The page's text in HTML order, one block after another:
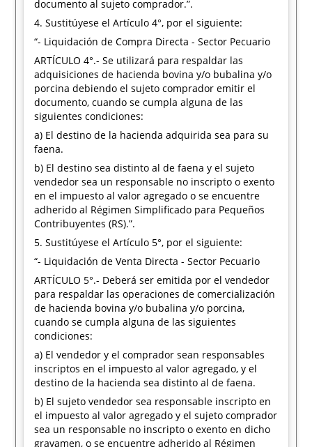
documento al sujeto comprador.”.
4. Sustitúyese el Artículo 4°, por el siguiente:
“- Liquidación de Compra Directa - Sector Pecuario
ARTÍCULO 4°.- Se utilizará para respaldar las
adquisiciones de hacienda bovina y/o bubalina y/o
porcina debiendo el sujeto comprador emitir el
documento, cuando se cumpla alguna de las
siguientes condiciones:
a) El destino de la hacienda adquirida sea para su
faena.
b) El destino sea distinto al de faena y el sujeto
vendedor sea un responsable no inscripto o exento
en el impuesto al valor agregado o se encuentre
adherido al Régimen Simplificado para Pequeños
Contribuyentes (RS).”.
5. Sustitúyese el Artículo 5°, por el siguiente:
“- Liquidación de Venta Directa - Sector Pecuario
ARTÍCULO 5°.- Deberá ser emitida por el vendedor
para respaldar las operaciones de comercialización
de hacienda bovina y/o bubalina y/o porcina,
cuando se cumpla alguna de las siguientes
condiciones:
a) El vendedor y el comprador sean responsables
inscriptos en el impuesto al valor agregado, y el
destino de la hacienda sea distinto al de faena.
b) El sujeto vendedor sea responsable inscripto en
el impuesto al valor agregado y el sujeto comprador
sea un responsable no inscripto o exento en dicho
gravamen, o se encuentre adherido al Régimen